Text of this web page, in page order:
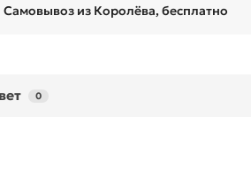
Самовывоз из Королёва, бесплатно
0